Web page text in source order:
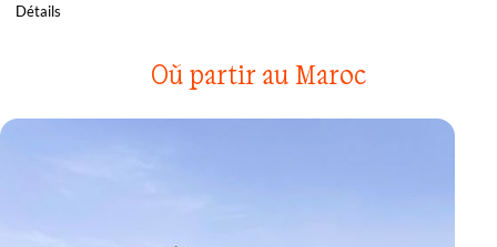
Détails
Où partir au Maroc